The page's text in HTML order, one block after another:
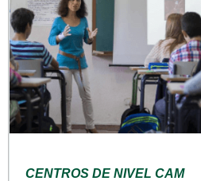
CENTROS DE NIVEL CAM